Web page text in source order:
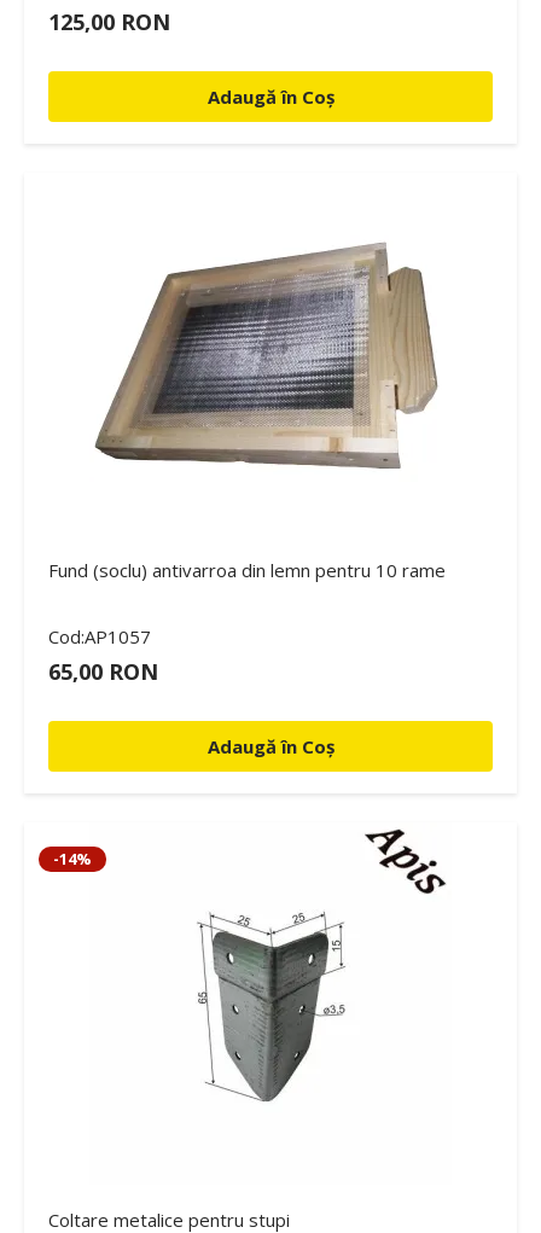
125,00 RON
Adaugă în Coș
Fund (soclu) antivarroa din lemn pentru 10 rame
Cod:AP1057
65,00 RON
Adaugă în Coș
-14%
Coltare metalice pentru stupi